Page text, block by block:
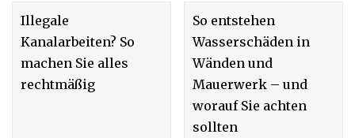
Illegale
Kanalarbeiten? So
machen Sie alles
rechtmäßig
So entstehen
Wasserschäden in
Wänden und
Mauerwerk – und
worauf Sie achten
sollten